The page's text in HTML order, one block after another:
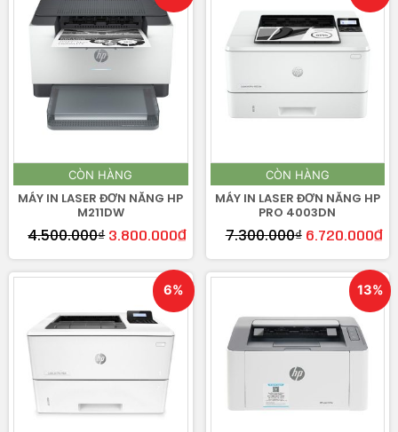
CÒN HÀNG
MÁY IN LASER ĐƠN NĂNG HP
M211DW
4.500.000₫ 3.800.000₫
CÒN HÀNG
MÁY IN LASER ĐƠN NĂNG HP
PRO 4003DN
7.300.000₫ 6.720.000₫
6% 13%